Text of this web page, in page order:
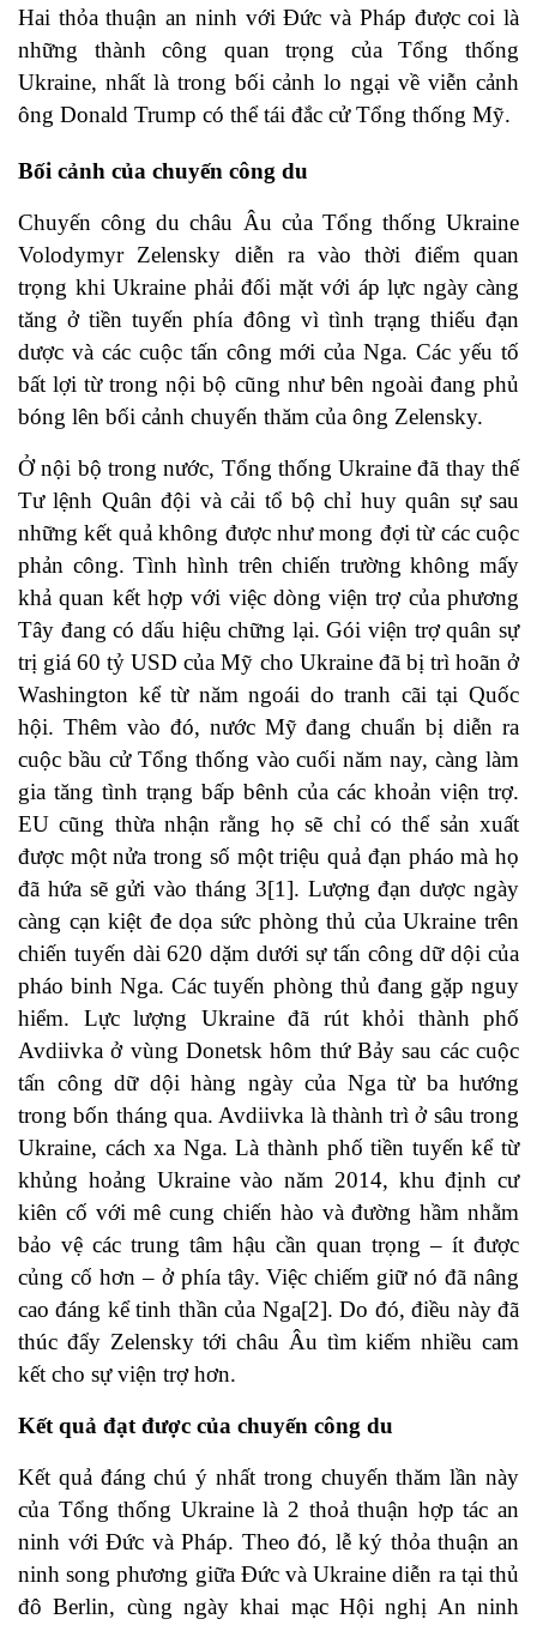
Hai thỏa thuận an ninh với Đức và Pháp được coi là
những thành công quan trọng của Tổng thống
Ukraine, nhất là trong bối cảnh lo ngại về viễn cảnh
ông Donald Trump có thể tái đắc cử Tổng thống Mỹ.
Bối cảnh của chuyến công du
Chuyến công du châu Âu của Tổng thống Ukraine
Volodymyr Zelensky diễn ra vào thời điểm quan
trọng khi Ukraine phải đối mặt với áp lực ngày càng
tăng ở tiền tuyến phía đông vì tình trạng thiếu đạn
dược và các cuộc tấn công mới của Nga. Các yếu tố
bất lợi từ trong nội bộ cũng như bên ngoài đang phủ
bóng lên bối cảnh chuyến thăm của ông Zelensky.
Ở nội bộ trong nước, Tổng thống Ukraine đã thay thế
Tư lệnh Quân đội và cải tổ bộ chỉ huy quân sự sau
những kết quả không được như mong đợi từ các cuộc
phản công. Tình hình trên chiến trường không mấy
khả quan kết hợp với việc dòng viện trợ của phương
Tây đang có dấu hiệu chững lại. Gói viện trợ quân sự
trị giá 60 tỷ USD của Mỹ cho Ukraine đã bị trì hoãn ở
Washington kể từ năm ngoái do tranh cãi tại Quốc
hội. Thêm vào đó, nước Mỹ đang chuẩn bị diễn ra
cuộc bầu cử Tổng thống vào cuối năm nay, càng làm
gia tăng tình trạng bấp bênh của các khoản viện trợ.
EU cũng thừa nhận rằng họ sẽ chỉ có thể sản xuất
được một nửa trong số một triệu quả đạn pháo mà họ
đã hứa sẽ gửi vào tháng 3[1]. Lượng đạn dược ngày
càng cạn kiệt đe dọa sức phòng thủ của Ukraine trên
chiến tuyến dài 620 dặm dưới sự tấn công dữ dội của
pháo binh Nga. Các tuyến phòng thủ đang gặp nguy
hiểm. Lực lượng Ukraine đã rút khỏi thành phố
Avdiivka ở vùng Donetsk hôm thứ Bảy sau các cuộc
tấn công dữ dội hàng ngày của Nga từ ba hướng
trong bốn tháng qua. Avdiivka là thành trì ở sâu trong
Ukraine, cách xa Nga. Là thành phố tiền tuyến kể từ
khủng hoảng Ukraine vào năm 2014, khu định cư
kiên cố với mê cung chiến hào và đường hầm nhằm
bảo vệ các trung tâm hậu cần quan trọng – ít được
củng cố hơn – ở phía tây. Việc chiếm giữ nó đã nâng
cao đáng kể tinh thần của Nga[2]. Do đó, điều này đã
thúc đẩy Zelensky tới châu Âu tìm kiếm nhiều cam
kết cho sự viện trợ hơn.
Kết quả đạt được của chuyến công du
Kết quả đáng chú ý nhất trong chuyến thăm lần này
của Tổng thống Ukraine là 2 thoả thuận hợp tác an
ninh với Đức và Pháp. Theo đó, lễ ký thỏa thuận an
ninh song phương giữa Đức và Ukraine diễn ra tại thủ
đô Berlin, cùng ngày khai mạc Hội nghị An ninh